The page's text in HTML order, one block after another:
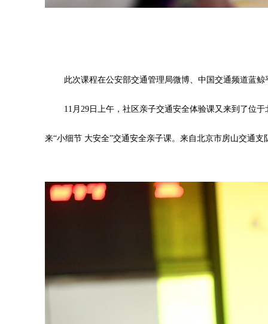
此次课程在公安部交通管理局微博、中国交通频道蓝
11月29日上午，社区亲子交通安全体验课又来到了位
来“小细节 大安全”交通安全亲子课。来自北京市房山交通